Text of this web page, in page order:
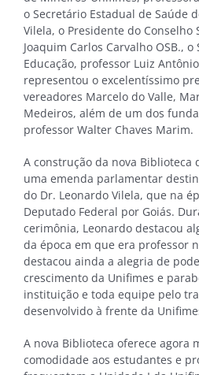
o Secretário Estadual de Saúde
Vilela, o Presidente do Conselho
Joaquim Carlos Carvalho OSB.,
Educação, professor Luiz
representou o excelentíssimo
vereadores Marcelo do Valle,
Medeiros, além de um dos
professor Walter Chaves Marim.
A construção da nova Biblioteca
uma emenda parlamentar
do Dr. Leonardo Vilela, que na
Deputado Federal por Goiás.
cerimônia, Leonardo destacou
da época em que era professor
destacou ainda a alegria de
crescimento da Unifimes e
instituição e toda equipe pelo
desenvolvido à frente da
A nova Biblioteca oferece agora
comodidade aos estudantes e